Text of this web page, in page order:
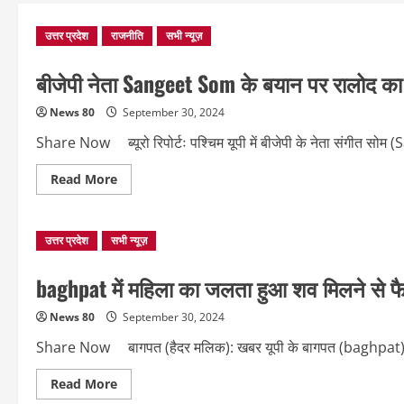
उत्तर प्रदेश राजनीति सभी न्यूज़
बीजेपी नेता Sangeet Som के बयान पर रालोद
News 80 September 30, 2024
Share Now ब्यूरो रिपोर्टः पश्चिम यूपी में बीजेपी के नेता संगीत सोम
Read MoreRead
more
नेता
Sangeet
Som
बयान
पर
का
पलटवार,
कही
ये
बड़ी
बात…
उत्तर प्रदेश सभी न्यूज़
baghpat में महिला का जलता हुआ शव मिलने से
News 80 September 30, 2024
Share Now बागपत (हैदर मलिक): खबर यूपी के बागपत (baghpat) से
Read MoreRead
more